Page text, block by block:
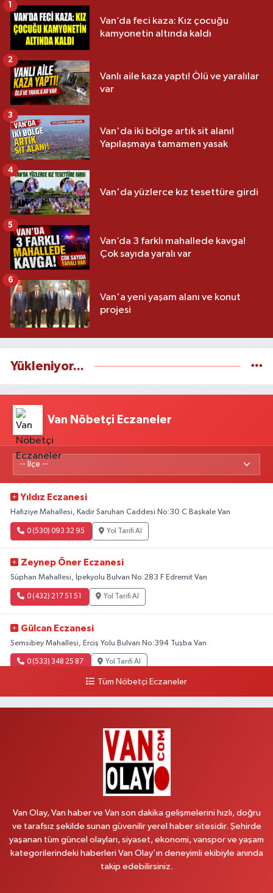
Van’da feci kaza: Kız çocuğu
kamyonetin altında kaldı
1
Vanlı aile kaza yaptı! Ölü ve yaralılar
var
2
Van'da iki bölge artık sit alanı!
Yapılaşmaya tamamen yasak
3
Van'da yüzlerce kız tesettüre girdi
4
Van’da 3 farklı mahallede kavga!
Çok sayıda yaralı var
5
Van'a yeni yaşam alanı ve konut
projesi
6
Yükleniyor...
Van Nöbetçi Eczaneler
Yıldız Eczanesi
Hafıziye Mahallesi, Kadir Saruhan Caddesi No:30 C Başkale Van
0 (530) 093 32 95 Yol Tarifi Al
Zeynep Öner Eczanesi
Süphan Mahallesi, İpekyolu Bulvarı No:283 F Edremit Van
0 (432) 217 51 51 Yol Tarifi Al
Gülcan Eczanesi
Şemsibey Mahallesi, Erciş Yolu Bulvarı No:394 Tuşba Van
0 (533) 348 25 87 Yol Tarifi Al
Bahçıvan Mahallesi, 15 Temmuz Şehitleri Caddesi No:36 B İpekyolu Van
Yol Tarifi Al
Mahmudiye Mahallesi, Atatürk Caddesi No:17 B Özalp Van
Yol Tarifi Al
Onay Eczanesi
Şerefiye Mahallesi, Mareşal Fevzi Çakmak Caddesi No:25 B İpekyolu Van
0 (432) 212 66 67
Tüm Nöbetçi Eczaneler
Van Olay, Van haber ve Van son dakika gelişmelerini hızlı, doğru
ve tarafsız şekilde sunan güvenilir yerel haber sitesidir. Şehirde
yaşanan tüm güncel olayları, siyaset, ekonomi, vanspor ve yaşam
kategorilerindeki haberleri Van Olay’ın deneyimli ekibiyle anında
takip edebilirsiniz.